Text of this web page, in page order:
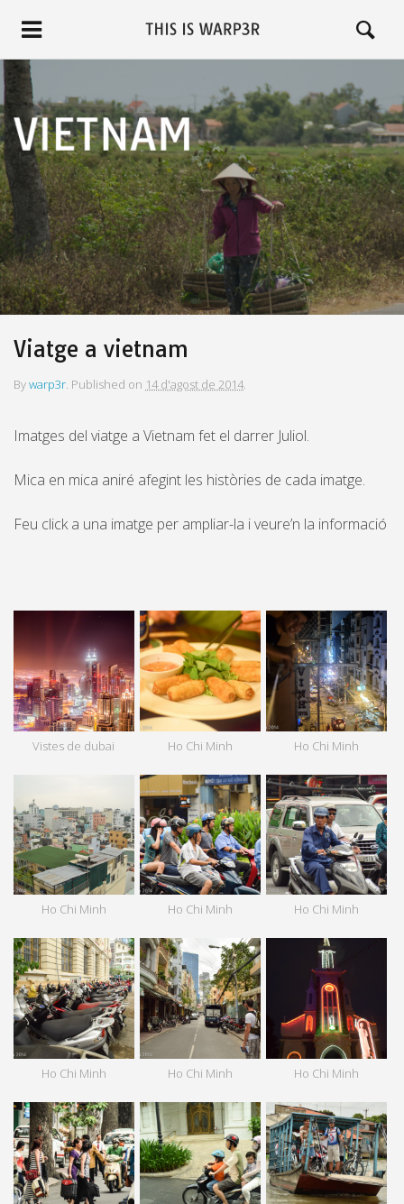
Viatge a vietnam
Bywarp3r. Published on 14 d'agost de 2014.
Imatges del viatge a Vietnam fet el darrer Juliol.
Mica en mica aniré afegint les històries de cada imatge.
Feu click a una imatge per ampliar-la i veure’n la informació
Vistes de dubai Ho Chi Minh Ho Chi Minh
Ho Chi Minh Ho Chi Minh Ho Chi Minh
Ho Chi Minh Ho Chi Minh Ho Chi Minh